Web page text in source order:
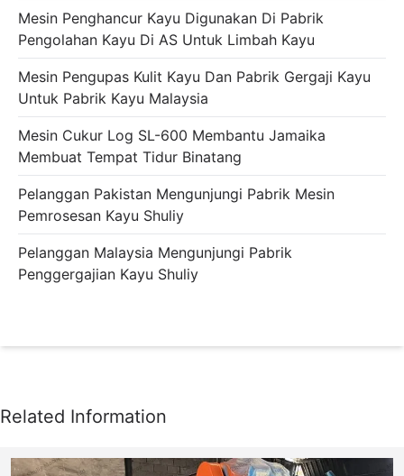
Mesin Penghancur Kayu Digunakan Di Pabrik
Pengolahan Kayu Di AS Untuk Limbah Kayu
Mesin Pengupas Kulit Kayu Dan Pabrik Gergaji Kayu
Untuk Pabrik Kayu Malaysia
Mesin Cukur Log SL-600 Membantu Jamaika
Membuat Tempat Tidur Binatang
Pelanggan Pakistan Mengunjungi Pabrik Mesin
Pemrosesan Kayu Shuliy
Pelanggan Malaysia Mengunjungi Pabrik
Penggergajian Kayu Shuliy